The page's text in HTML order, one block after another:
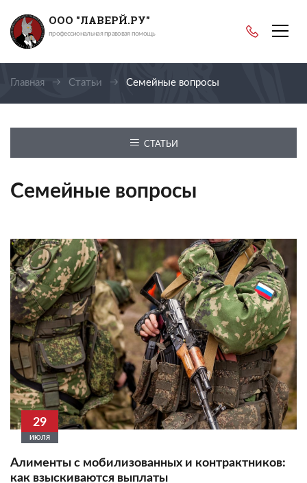
ООО "ЛАВЕРЙ.РУ"
профессиональная правовая помощь
Главная Статьи Семейные вопросы
СТАТЬИ
Семейные вопросы
29
ИЮЛЯ
Алименты с мобилизованных и контрактников:
как взыскиваются выплаты